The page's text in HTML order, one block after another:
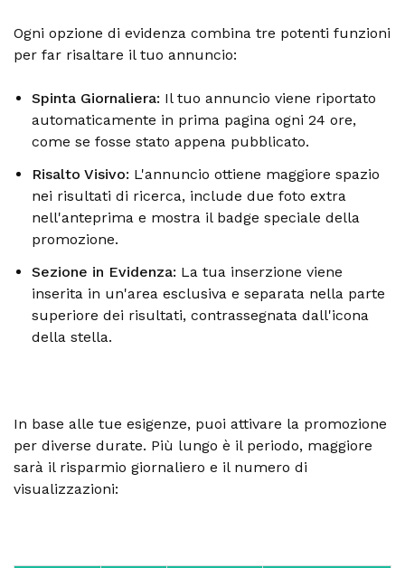
Ogni opzione di evidenza combina tre potenti funzioni
per far risaltare il tuo annuncio:
Spinta Giornaliera: Il tuo annuncio viene riportato
automaticamente in prima pagina ogni 24 ore,
come se fosse stato appena pubblicato.
Risalto Visivo: L'annuncio ottiene maggiore spazio
nei risultati di ricerca, include due foto extra
nell'anteprima e mostra il badge speciale della
promozione.
Sezione in Evidenza: La tua inserzione viene
inserita in un'area esclusiva e separata nella parte
superiore dei risultati, contrassegnata dall'icona
della stella.
In base alle tue esigenze, puoi attivare la promozione
per diverse durate. Più lungo è il periodo, maggiore
sarà il risparmio giornaliero e il numero di
visualizzazioni: